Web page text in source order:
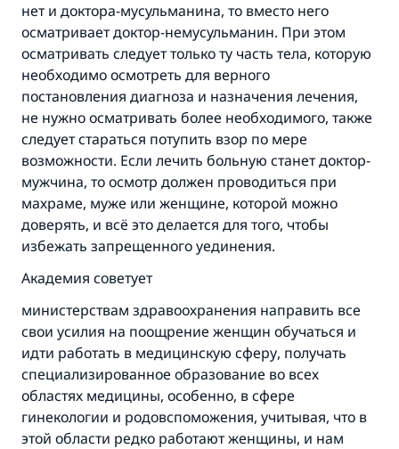
нет и доктора-мусульманина, то вместо него
осматривает доктор-немусульманин. При этом
осматривать следует только ту часть тела, которую
необходимо осмотреть для верного
постановления диагноза и назначения лечения,
не нужно осматривать более необходимого, также
следует стараться потупить взор по мере
возможности. Если лечить больную станет доктор-
мужчина, то осмотр должен проводиться при
махраме, муже или женщине, которой можно
доверять, и всё это делается для того, чтобы
избежать запрещенного уединения.
Академия советует
министерствам здравоохранения направить все
свои усилия на поощрение женщин обучаться и
идти работать в медицинскую сферу, получать
специализированное образование во всех
областях медицины, особенно, в сфере
гинекологии и родовспоможения, учитывая, что в
этой области редко работают женщины, и нам